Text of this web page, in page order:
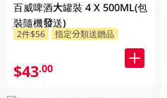
百威啤酒大罐裝 4 X 500ML(包
裝隨機發送)
2件$56 指定分類送贈品
$43.00